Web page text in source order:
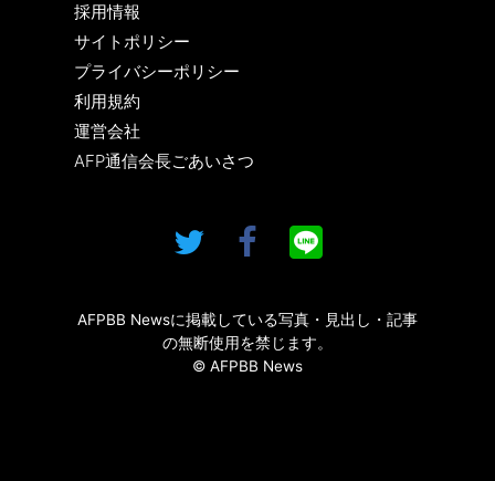
採用情報
サイトポリシー
プライバシーポリシー
利用規約
運営会社
AFP通信会長ごあいさつ
AFPBB Newsに掲載している写真・見出し・記事
の無断使用を禁じます。
© AFPBB News